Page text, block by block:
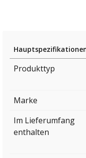
Produkttyp
Marke
Im Lieferumfang
enthalten